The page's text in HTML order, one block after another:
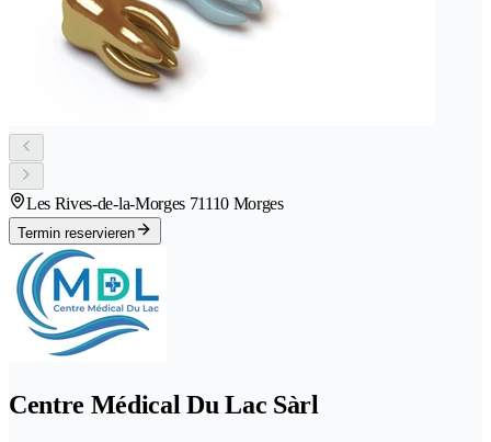
Les Rives-de-la-Morges 71110 Morges
Termin reservieren
Centre Médical Du Lac Sàrl